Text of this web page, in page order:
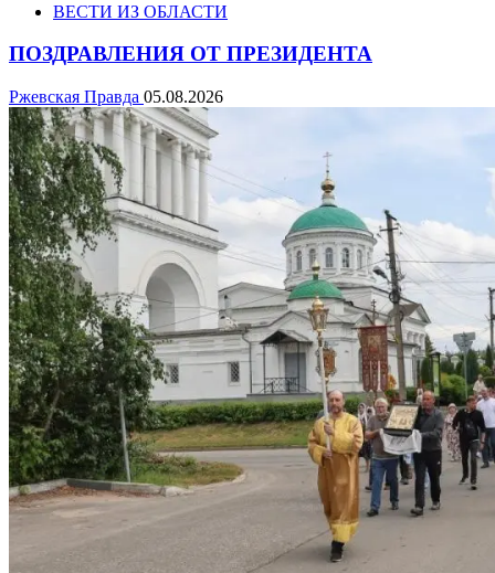
ВЕСТИ ИЗ ОБЛАСТИ
ПОЗДРАВЛЕНИЯ ОТ ПРЕЗИДЕНТА
Ржевская Правда 05.08.2026